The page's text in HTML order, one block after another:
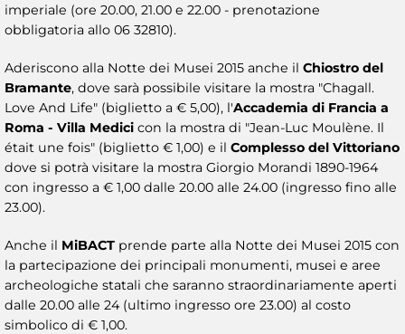
imperiale (ore 20.00, 21.00 e 22.00 - prenotazione
obbligatoria allo 06 32810).
Aderiscono alla Notte dei Musei 2015 anche il Chiostro del
Bramante, dove sarà possibile visitare la mostra "Chagall.
Love And Life" (biglietto a € 5,00), l'Accademia di Francia a
Roma - Villa Medici con la mostra di "Jean-Luc Moulène. Il
était une fois" (biglietto € 1,00) e il Complesso del Vittoriano
dove si potrà visitare la mostra Giorgio Morandi 1890-1964
con ingresso a € 1,00 dalle 20.00 alle 24.00 (ingresso fino alle
23.00).
Anche il MiBACT prende parte alla Notte dei Musei 2015 con
la partecipazione dei principali monumenti, musei e aree
archeologiche statali che saranno straordinariamente aperti
dalle 20.00 alle 24 (ultimo ingresso ore 23.00) al costo
simbolico di € 1,00.